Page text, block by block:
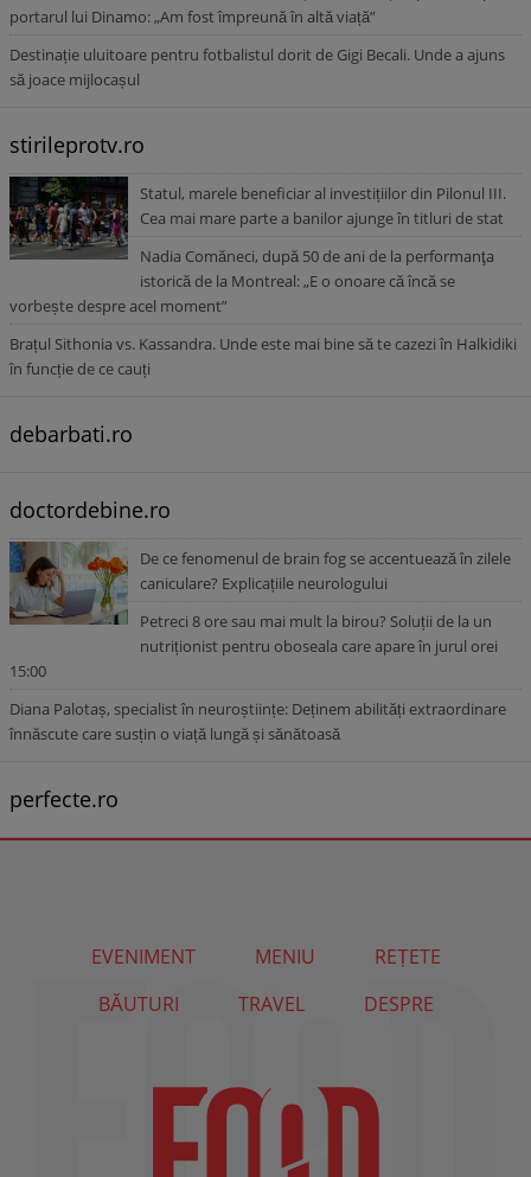
portarul lui Dinamo: „Am fost împreună în altă viață”
Destinație uluitoare pentru fotbalistul dorit de Gigi Becali. Unde a ajuns
să joace mijlocașul
stirileprotv.ro
Statul, marele beneficiar al investițiilor din Pilonul III.
Cea mai mare parte a banilor ajunge în titluri de stat
Nadia Comăneci, după 50 de ani de la performanţa
istorică de la Montreal: „E o onoare că încă se
vorbește despre acel moment”
Brațul Sithonia vs. Kassandra. Unde este mai bine să te cazezi în Halkidiki
în funcție de ce cauți
debarbati.ro
doctordebine.ro
De ce fenomenul de brain fog se accentuează în zilele
caniculare? Explicațiile neurologului
Petreci 8 ore sau mai mult la birou? Soluții de la un
nutriționist pentru oboseala care apare în jurul orei
15:00
Diana Palotaș, specialist în neuroștiințe: Deținem abilități extraordinare
înnăscute care susțin o viață lungă și sănătoasă
perfecte.ro
EVENIMENT MENIU
REȚETE
BĂUTURI
TRAVEL DESPRE